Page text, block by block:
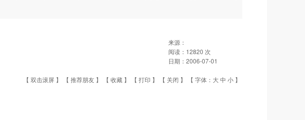
来源：
阅读： 12820 次
日期： 2006-07-01
【 双击滚屏 】 【 推荐朋友 】 【 收藏 】 【 打印 】 【 关闭 】 【 字体： 大中 小 】